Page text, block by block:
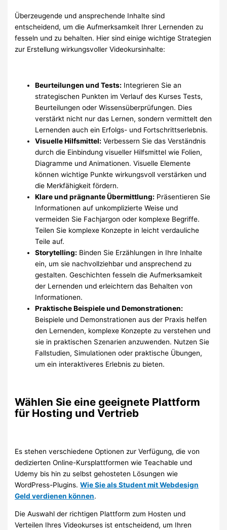
Überzeugende und ansprechende Inhalte sind
entscheidend, um die Aufmerksamkeit Ihrer Lernenden zu
fesseln und zu behalten. Hier sind einige wichtige Strategien
zur Erstellung wirkungsvoller Videokursinhalte:
Beurteilungen und Tests: Integrieren Sie an
strategischen Punkten im Verlauf des Kurses Tests,
Beurteilungen oder Wissensüberprüfungen. Dies
verstärkt nicht nur das Lernen, sondern vermittelt den
Lernenden auch ein Erfolgs- und Fortschrittserlebnis.
Visuelle Hilfsmittel: Verbessern Sie das Verständnis
durch die Einbindung visueller Hilfsmittel wie Folien,
Diagramme und Animationen. Visuelle Elemente
können wichtige Punkte wirkungsvoll verstärken und
die Merkfähigkeit fördern.
Klare und prägnante Übermittlung: Präsentieren Sie
Informationen auf unkomplizierte Weise und
vermeiden Sie Fachjargon oder komplexe Begriffe.
Teilen Sie komplexe Konzepte in leicht verdauliche
Teile auf.
Storytelling: Binden Sie Erzählungen in Ihre Inhalte
ein, um sie nachvollziehbar und ansprechend zu
gestalten. Geschichten fesseln die Aufmerksamkeit
der Lernenden und erleichtern das Behalten von
Informationen.
Praktische Beispiele und Demonstrationen:
Beispiele und Demonstrationen aus der Praxis helfen
den Lernenden, komplexe Konzepte zu verstehen und
sie in praktischen Szenarien anzuwenden. Nutzen Sie
Fallstudien, Simulationen oder praktische Übungen,
um ein interaktiveres Erlebnis zu bieten.
Wählen Sie eine geeignete Plattform
für Hosting und Vertrieb
Es stehen verschiedene Optionen zur Verfügung, die von
dedizierten Online-Kursplattformen wie Teachable und
Udemy bis hin zu selbst gehosteten Lösungen wie
WordPress-Plugins.Wie Sie als Student mit Webdesign
Geld verdienen können.
Die Auswahl der richtigen Plattform zum Hosten und
Verteilen Ihres Videokurses ist entscheidend, um Ihren